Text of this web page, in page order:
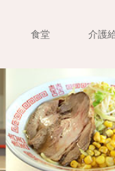
食堂 介護